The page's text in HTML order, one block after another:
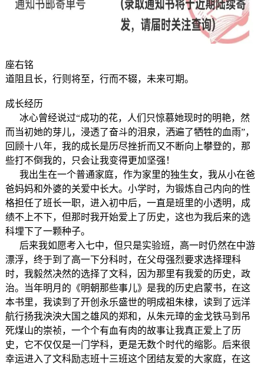
座右铭
道阻且长，行则将至，行而不辍，未来可期。
成长经历
冰心曾经说过“成功的花，人们只惊慕她现时的明艳，然
而当初她的芽儿，浸透了奋斗的泪泉，洒遍了牺牲的血雨”，
回顾十八年，我的成长是历尽挫折而又不断向上攀登的，那
些打不倒我的，只会让我变得更加坚强！
我出生在一个普通家庭，作为家里的独生女，我从小在爸
爸妈妈和外婆的关爱中长大。小学时，为锻炼自己内向的性
格担任了班长一职，进入初中后，一直是班里的小透明，成
绩不上不下，但那时我开始爱上了历史，这也为我后来的选
科埋下了一颗种子。
后来我如愿考入七中，但只是实验班，高一时仍然在中游
漂浮，终于到了高一下分科时，在父母强烈要求选择理科
时，我毅然决然的选择了文科，因为那里有我爱的历史，政
治。当年明月的《明朝那些事儿》是我的历史启蒙书，在这
本书里，我读到了开创永乐盛世的明成祖朱棣，读到了远洋
航行扬我泱泱大国之雄风的郑和，从朱元璋的金戈铁马到吊
死煤山的崇祯，一个个有血有肉的故事让我真正爱上了历
史，它不仅仅是一门学科，更是无数个时代的缩影。后来很
幸运进入了文科励志班十三班这个团结友爱的大家庭，在这